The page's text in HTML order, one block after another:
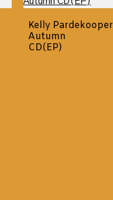
Kelly Pardekooper
Autumn
CD(EP)